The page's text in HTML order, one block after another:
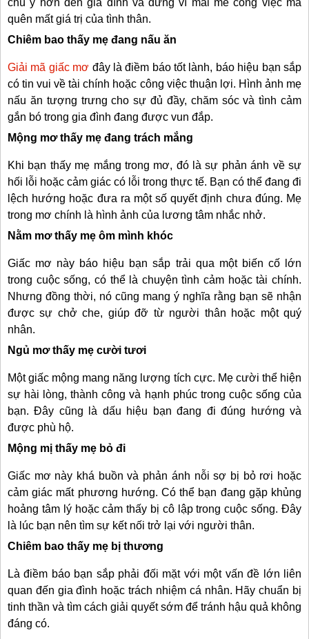
quên mất giá trị của tình thân.
Chiêm bao thấy mẹ đang nấu ăn
Giải mã giấc mơ đây là điềm báo tốt lành, báo hiệu bạn sắp
có tin vui về tài chính hoặc công việc thuận lợi. Hình ảnh mẹ
nấu ăn tượng trưng cho sự đủ đầy, chăm sóc và tình cảm
gắn bó trong gia đình đang được vun đắp.
Mộng mơ thấy mẹ đang trách mắng
Khi bạn thấy mẹ mắng trong mơ, đó là sự phản ánh về sự
hối lỗi hoặc cảm giác có lỗi trong thực tế. Bạn có thể đang đi
lệch hướng hoặc đưa ra một số quyết định chưa đúng. Mẹ
trong mơ chính là hình ảnh của lương tâm nhắc nhở.
Nằm mơ thấy mẹ ôm mình khóc
Giấc mơ này báo hiệu bạn sắp trải qua một biến cố lớn
trong cuộc sống, có thể là chuyện tình cảm hoặc tài chính.
Nhưng đồng thời, nó cũng mang ý nghĩa rằng bạn sẽ nhận
được sự chở che, giúp đỡ từ người thân hoặc một quý
nhân.
Ngủ mơ thấy mẹ cười tươi
Một giấc mộng mang năng lượng tích cực. Mẹ cười thể hiện
sự hài lòng, thành công và hạnh phúc trong cuộc sống của
bạn. Đây cũng là dấu hiệu bạn đang đi đúng hướng và
được phù hộ.
Mộng mị thấy mẹ bỏ đi
Giấc mơ này khá buồn và phản ánh nỗi sợ bị bỏ rơi hoặc
cảm giác mất phương hướng. Có thể bạn đang gặp khủng
hoảng tâm lý hoặc cảm thấy bị cô lập trong cuộc sống. Đây
là lúc bạn nên tìm sự kết nối trở lại với người thân.
Chiêm bao thấy mẹ bị thương
Là điềm báo bạn sắp phải đối mặt với một vấn đề lớn liên
quan đến gia đình hoặc trách nhiệm cá nhân. Hãy chuẩn bị
tinh thần và tìm cách giải quyết sớm để tránh hậu quả không
đáng có.